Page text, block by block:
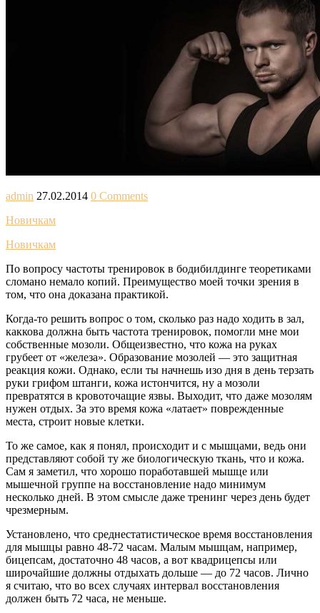
admin 27.02.2014 0 Comments
Новичкам
Новичкам
По вопросу частоты тренировок в бодибилдинге теоретиками
сломано немало копий. Преимущество моей точки зрения в
том, что она доказана практикой.
Когда-то решить вопрос о том, сколько раз надо ходить в зал,
каккова должна быть частота тренировок, помогли мне мои
собственные мозоли. Общеизвестно, что кожа на руках
грубеет от «железа». Образование мозолей — это защитная
реакция кожи. Однако, если ты начнешь изо дня в день терзать
руки грифом штанги, кожа истончится, ну а мозоли
превратятся в кровоточащие язвы. Выходит, что даже мозолям
нужен отдых. За это время кожа «латает» поврежденные
места, строит новые клетки.
То же самое, как я понял, происходит и с мышцами, ведь они
представляют собой ту же биологическую ткань, что и кожа.
Сам я заметил, что хорошо поработавшей мышце или
мышечной группе на восстановление надо минимум
несколько дней. В этом смысле даже тренинг через день будет
чрезмерным.
Установлено, что среднестатистическое время восстановления
для мышцы равно 48-72 часам. Малым мышцам, например,
бицепсам, достаточно 48 часов, а вот квадрицепсы или
широчайшие должны отдыхать дольше — до 72 часов. Лично
я считаю, что во всех случаях интервал восстановления
должен быть 72 часа, не меньше.